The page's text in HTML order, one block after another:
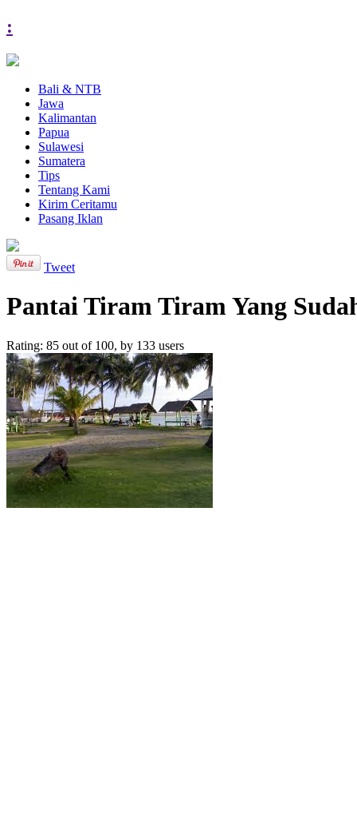
:
Bali & NTB
Jawa
Kalimantan
Papua
Sulawesi
Sumatera
Tips
Tentang Kami
Kirim Ceritamu
Pasang Iklan
Tweet
Pantai Tiram Tiram Yang
Rating: 85 out of 100, by 133 users